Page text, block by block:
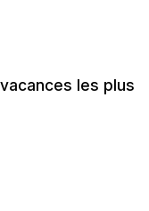
les plus